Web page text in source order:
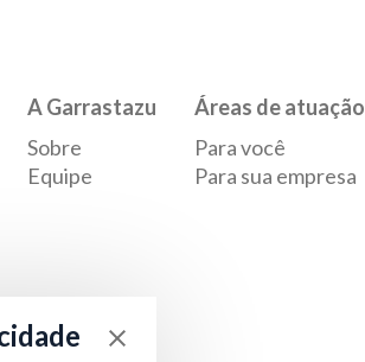
A Garrastazu
Sobre
Equipe
Áreas de atuação
Para você
Para sua empresa